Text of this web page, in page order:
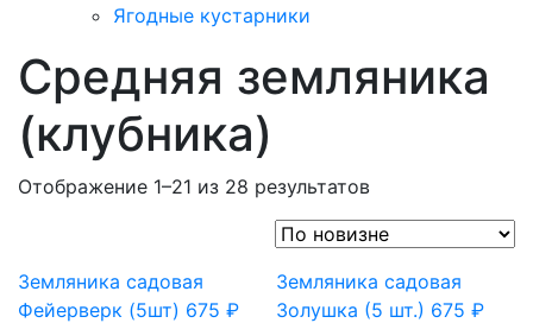
Ягодные кустарники
Средняя земляника
(клубника)
Отображение 1–21 из 28 результатов
Земляника садовая
Фейерверк (5шт) 675 ₽
Земляника садовая
Золушка (5 шт.) 675₽